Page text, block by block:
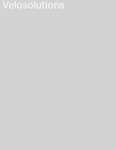
Velosolutions